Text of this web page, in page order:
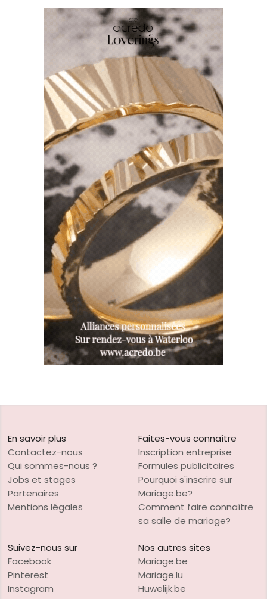
En savoir plus
Contactez-nous
Qui sommes-nous ?
Jobs et stages
Partenaires
Mentions légales
Faites-vous connaître
Inscription entreprise
Formules publicitaires
Pourquoi s'inscrire sur
Mariage.be?
Comment faire connaître
sa salle de mariage?
Suivez-nous sur
Facebook
Pinterest
Instagram
Nos autres sites
Mariage.be
Mariage.lu
Huwelijk.be